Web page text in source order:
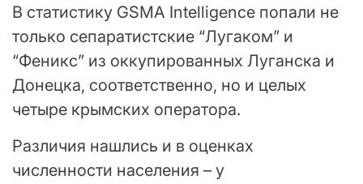
В статистику GSMA Intelligence попали не
только сепаратистские “Лугаком” и
“Феникс” из оккупированных Луганска и
Донецка, соответственно, но и целых
четыре крымских оператора.
Различия нашлись и в оценках
численности населения – у